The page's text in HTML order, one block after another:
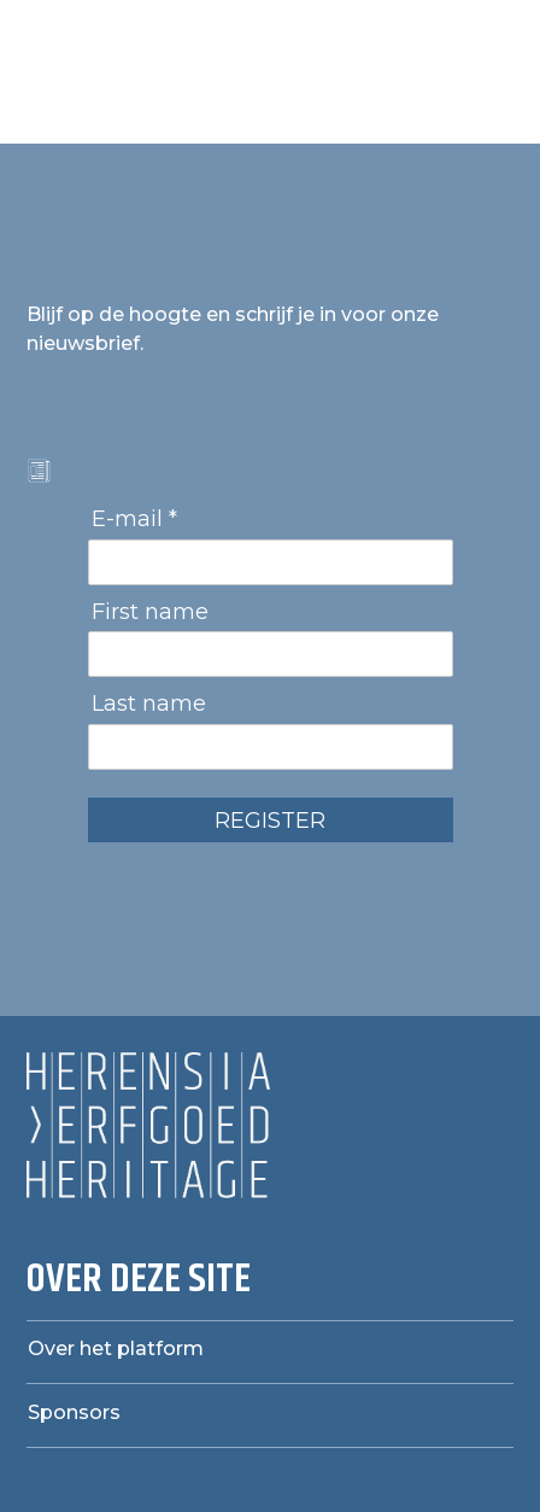
Blijf op de hoogte en schrijf je in voor onze
nieuwsbrief.
E-mail *
First name
Last name
REGISTER
OVER DEZE SITE
Over het platform
Sponsors